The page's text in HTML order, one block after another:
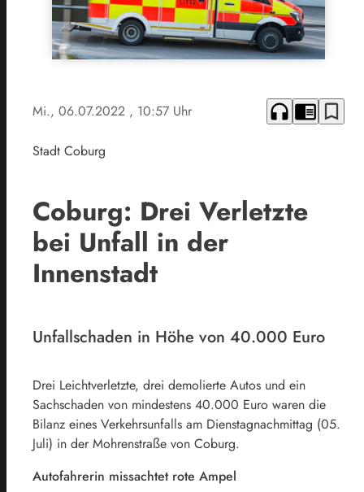
Mi., 06.07.2022 , 10:57 Uhr headphones chrome_reader_mode bookmark_border
Stadt Coburg
Coburg: Drei Verletzte
bei Unfall in der
Innenstadt
Unfallschaden in Höhe von 40.000 Euro
Drei Leichtverletzte, drei demolierte Autos und ein
Sachschaden von mindestens 40.000 Euro waren die
Bilanz eines Verkehrsunfalls am Dienstagnachmittag (05.
Juli) in der Mohrenstraße von Coburg.
Autofahrerin missachtet rote Ampel